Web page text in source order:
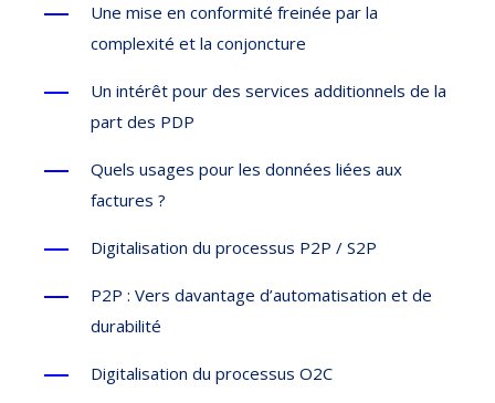
Une mise en conformité freinée par la
complexité et la conjoncture
Un intérêt pour des services additionnels de la
part des PDP
Quels usages pour les données liées aux
factures ?
Digitalisation du processus P2P / S2P
P2P : Vers davantage d’automatisation et de
durabilité
Digitalisation du processus O2C